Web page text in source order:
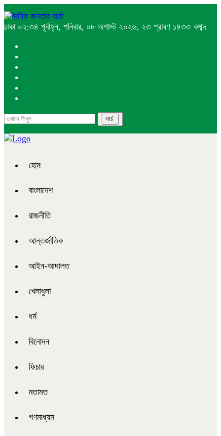
ঢাকা ০২:৩৪ পূর্বাহ্ন, শনিবার, ০৮ অগাস্ট ২০২৬, ২৩ শ্রাবণ ১৪৩৩ বঙ্গাব্দ
হোম
বাংলাদেশ
রাজনীতি
আন্তর্জাতিক
আইন-আদালত
খেলাধুলা
ধর্ম
বিনোদন
ফিচার
মতামত
গণমাধ্যম